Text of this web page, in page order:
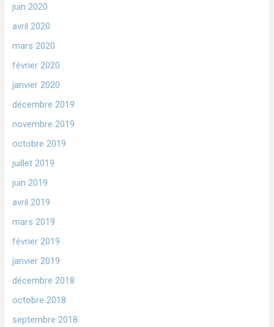
juin 2020
avril 2020
mars 2020
février 2020
janvier 2020
décembre 2019
novembre 2019
octobre 2019
juillet 2019
juin 2019
avril 2019
mars 2019
février 2019
janvier 2019
décembre 2018
octobre 2018
septembre 2018